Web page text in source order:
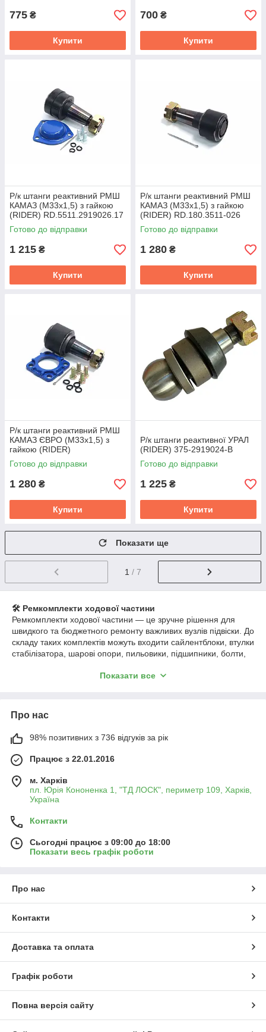
775 ₴
Купити
700 ₴
Купити
Р/к штанги реактивний РМШ
КАМАЗ (М33х1,5) з гайкою
(RIDER) RD.5511.2919026.17
Готово до відправки
1 215 ₴
Купити
Р/к штанги реактивний РМШ
КАМАЗ (М33х1,5) з гайкою
(RIDER) RD.180.3511-026
Готово до відправки
1 280 ₴
Купити
Р/к штанги реактивний РМШ
КАМАЗ ЄВРО (М33х1,5) з
гайкою (RIDER)
RD.5511.2919026
Готово до відправки
1 280 ₴
Купити
Р/к штанги реактивної УРАЛ
(RIDER) 375-2919024-В
Готово до відправки
1 225 ₴
Купити
Показати ще
1 / 7
🛠️ Ремкомплекти ходової частини
Ремкомплекти ходової частини — це зручне рішення для
швидкого та бюджетного ремонту важливих вузлів підвіски. До
складу таких комплектів можуть входити сайлентблоки, втулки
стабілізатора, шарові опори, пильовики, підшипники, болти,
роботи передньої або задньої підвіски.
економить кошти та час. Усі компоненти підібрані відповідно
після встановлення.
У наявності ремкомплекти для легкових, вантажних
автомобілів та спеціальної техніки. Пропонуємо як
оригінальні комплекти, так і перевірені аналоги від надійних
виробників.
Показати все
Про нас
98% позитивних з 736 відгуків за рік
Працює з 22.01.2016
м. Харків
пл. Юрія Кононенка 1, "ТД ЛОСК", периметр 109, Харків,
Україна
Контакти
Сьогодні працює з 09:00 до 18:00
Показати весь графік роботи
Про нас
Контакти
Доставка та оплата
Графік роботи
Повна версія сайту